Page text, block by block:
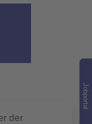
Jobportal